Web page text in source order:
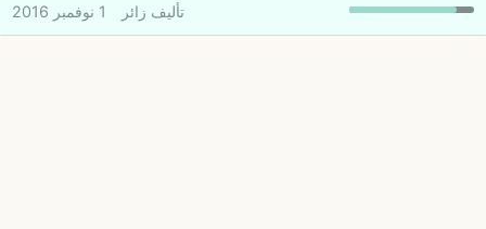
تأليف زائر 1 نوفمبر 2016